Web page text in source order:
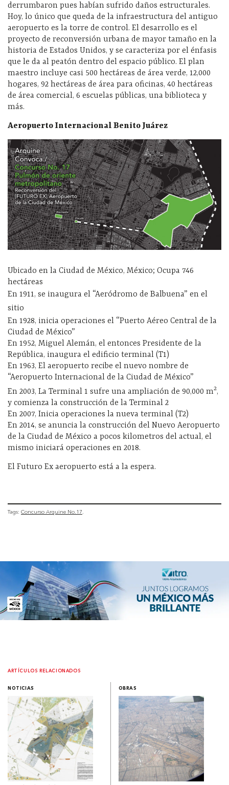
derrumbaron pues habían sufrido daños estructurales.
Hoy, lo único que queda de la infraestructura del antiguo
aeropuerto es la torre de control. El desarrollo es el
proyecto de reconversión urbana de mayor tamaño en la
historia de Estados Unidos, y se caracteriza por el énfasis
que le da al peatón dentro del espacio público. El plan
maestro incluye casi 500 hectáreas de área verde, 12,000
hogares, 92 hectáreas de área para oficinas, 40 hectáreas
de área comercial, 6 escuelas públicas, una biblioteca y
más.
Aeropuerto Internacional Benito Juárez
Ubicado en la Ciudad de México, México; Ocupa 746
hectáreas
En 1911, se inaugura el “Aeródromo de Balbuena” en el
sitio
En 1928, inicia operaciones el “Puerto Aéreo Central de la
Ciudad de México”
En 1952, Miguel Alemán, el entonces Presidente de la
República, inaugura el edificio terminal (T1)
En 1963, El aeropuerto recibe el nuevo nombre de
“Aeropuerto Internacional de la Ciudad de México”
En 2003, La Terminal 1 sufre una ampliación de 90,000 m2,
y comienza la construcción de la Terminal 2
En 2007, Inicia operaciones la nueva terminal (T2)
En 2014, se anuncia la construcción del Nuevo Aeropuerto
de la Ciudad de México a pocos kilometros del actual, el
mismo iniciará operaciones en 2018.
El Futuro Ex aeropuerto está a la espera.
Tags: Concurso Arquine No.17
ARTÍCULOS RELACIONADOS
NOTICIAS OBRAS